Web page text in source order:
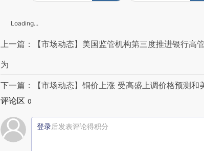
Loading...
上一篇：【市场动态】美国监管机构第三度推进银行高
为
下一篇：【市场动态】铜价上涨 受高盛上调价格预测和
评论区 0
登录后发表评论得积分